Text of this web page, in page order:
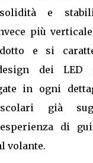
solidità e
più
e si
dei LED
in ogni
già
di
volante.